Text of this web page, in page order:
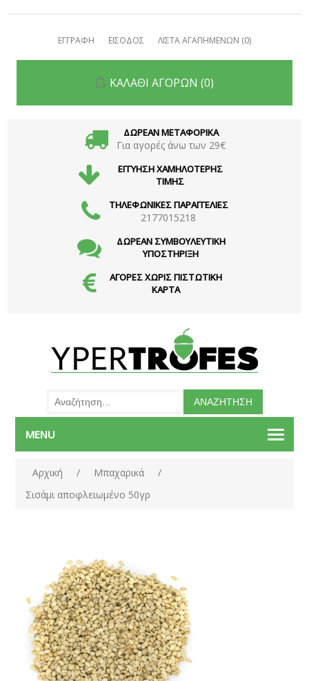
ΕΓΓΡΑΦΗ ΕΙΣΟΔΟΣ ΛΙΣΤΑ ΑΓΑΠΗΜΕΝΩΝ (0)
ΚΑΛΑΘΙ ΑΓΟΡΩΝ (0)
ΔΩΡΕΑΝ ΜΕΤΑΦΟΡΙΚΑ
Για αγορές άνω των 29€
ΕΓΓΥΗΣΗ ΧΑΜΗΛΟΤΕΡΗΣ
ΤΙΜΗΣ
ΤΗΛΕΦΩΝΙΚΕΣ ΠΑΡΑΓΓΕΛΙΕΣ
2177015218
ΔΩΡΕΑΝ ΣΥΜΒΟΥΛΕΥΤΙΚΗ
ΥΠΟΣΤΗΡΙΞΗ
ΑΓΟΡΕΣ ΧΩΡΙΣ ΠΙΣΤΩΤΙΚΗ
ΚΑΡΤΑ
MENU
Αρχική / Μπαχαρικά
/
Σισάμι αποφλειωμένο 50γρ